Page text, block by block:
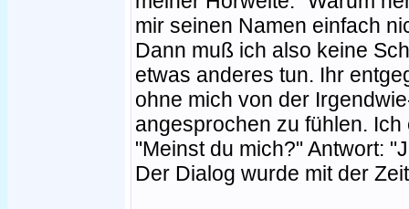
mir seinen Namen einfach
Dann muß ich also keine
etwas anderes tun. Ihr
ohne mich von der
angesprochen zu fühlen.
"Meinst du mich?" Antwort:
Der Dialog wurde mit der